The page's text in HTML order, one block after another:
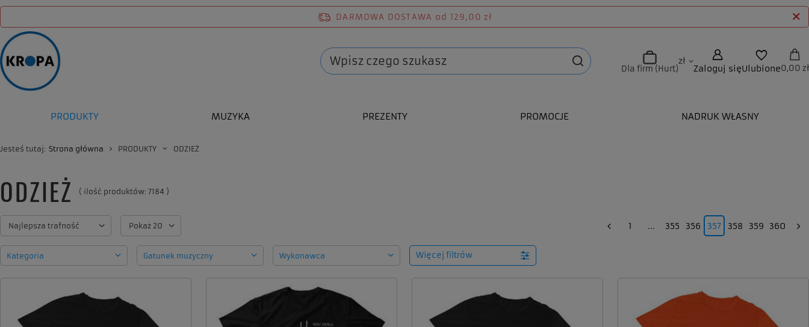
DARMOWA DOSTAWA od 129,00 zł
Dla firm (Hurt)
zł
Zaloguj sięUlubione0,00 zł
PRODUKTY MUZYKA PREZENTY PROMOCJE NADRUK WŁASNY
Jesteś tutaj: Strona główna PRODUKTY ODZIEŻ
ODZIEŻ ( ilość produktów: 7184 )
Zmień sortowanie
Najlepsza trafność Zmień ilość wyświetlanych produktów
Pokaż 20 1 ... 355 356 357 358 359 360
Kategoria Gatunek muzyczny Wykonawca Więcej filtrów